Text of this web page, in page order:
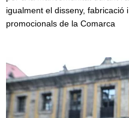
igualment el disseny,
promocionals de la Comarca